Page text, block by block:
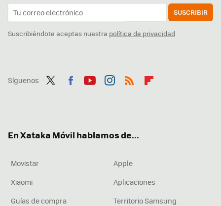
SUSCRIBIR
Suscribiéndote aceptas nuestra política de privacidad
Síguenos
En Xataka Móvil hablamos de...
Movistar
Apple
Xiaomi
Aplicaciones
Guías de compra
Territorio Samsung